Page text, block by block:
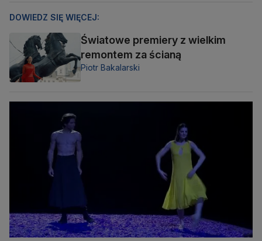
DOWIEDZ SIĘ WIĘCEJ:
Światowe premiery z wielkim
remontem za ścianą
Piotr Bakalarski